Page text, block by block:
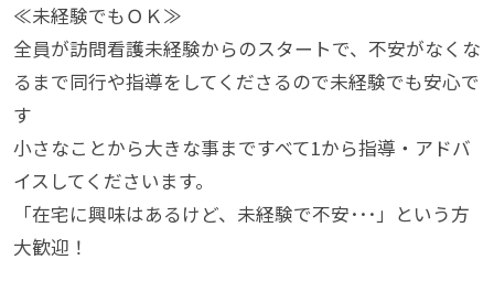
≪未経験でもＯＫ≫
全員が訪問看護未経験からのスタートで、不安がなくな
るまで同行や指導をしてくださるので未経験でも安心で
す
小さなことから大きな事まですべて1から指導・アドバ
イスしてくださいます。
「在宅に興味はあるけど、未経験で不安･･･」という方
大歓迎！